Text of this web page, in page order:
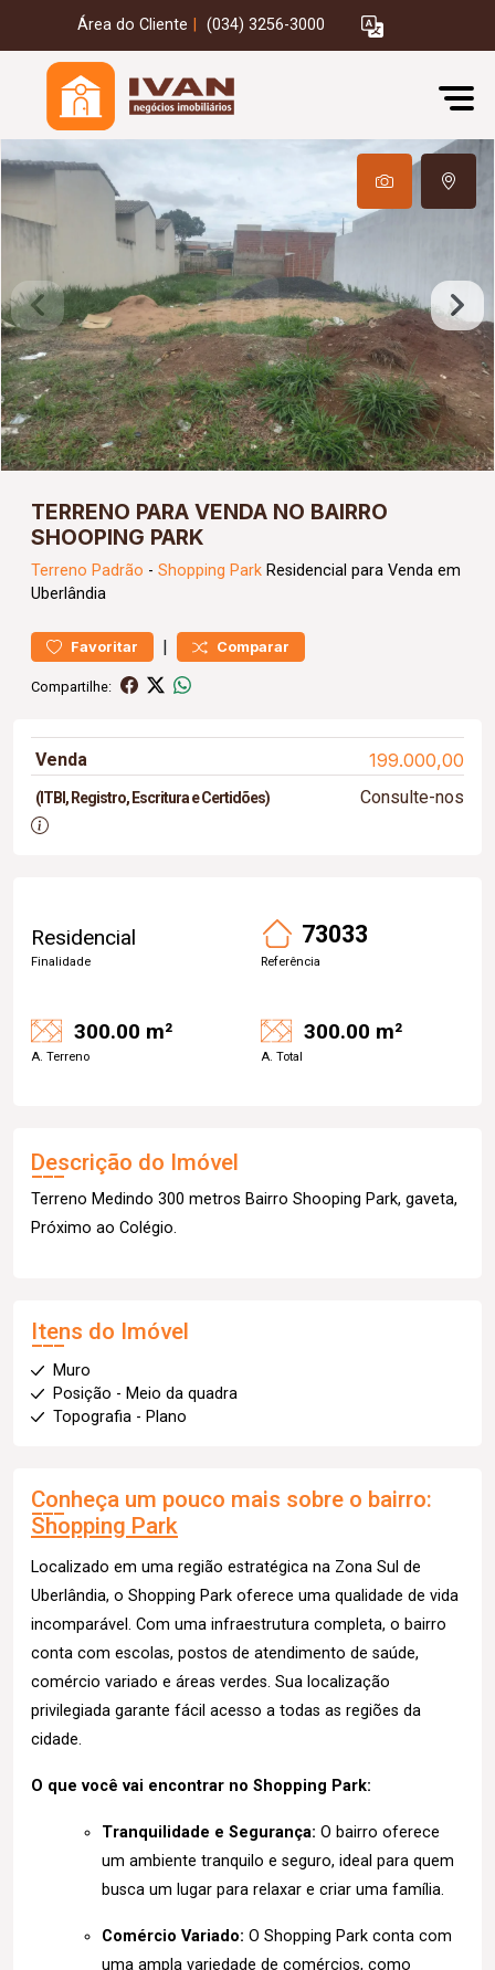
Área do Cliente (034) 3256-3000
TERRENO PARA VENDA NO BAIRRO
SHOOPING PARK
Terreno Padrão - Shopping Park Residencial para Venda em
Uberlândia
Favoritar | Comparar
Compartilhe:
Venda 199.000,00
(ITBI, Registro, Escritura e Certidões) Consulte-nos
Residencial
Finalidade
73033
Referência
300.00 m²
A. Terreno
300.00 m²
A. Total
Descrição do Imóvel
Terreno Medindo 300 metros Bairro Shooping Park, gaveta,
Próximo ao Colégio.
Itens do Imóvel
Muro
Posição - Meio da quadra
Topografia - Plano
Conheça um pouco mais sobre o bairro:
Shopping Park
Localizado em uma região estratégica na Zona Sul de
Uberlândia, o Shopping Park oferece uma qualidade de vida
incomparável. Com uma infraestrutura completa, o bairro
conta com escolas, postos de atendimento de saúde,
comércio variado e áreas verdes. Sua localização
privilegiada garante fácil acesso a todas as regiões da
cidade.
O que você vai encontrar no Shopping Park:
Tranquilidade e Segurança: O bairro oferece
um ambiente tranquilo e seguro, ideal para quem
busca um lugar para relaxar e criar uma família.
Comércio Variado: O Shopping Park conta com
uma ampla variedade de comércios, como